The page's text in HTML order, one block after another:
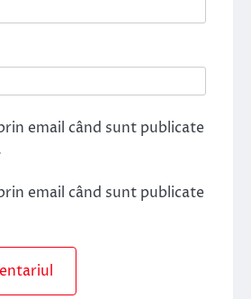
email când sunt publicate
email când sunt publicate